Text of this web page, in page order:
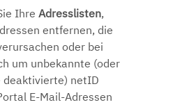
Ihre Adresslisten,
entfernen, die
oder bei
um unbekannte (oder
netID
E-Mail-Adressen